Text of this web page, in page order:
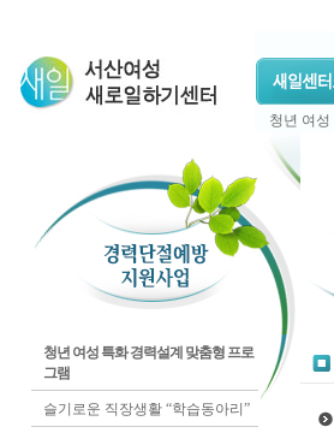
청년 여
청년 여성 특화 경력설계 맞춤형 프로
그램
슬기로운 직장생활 “학습동아리”